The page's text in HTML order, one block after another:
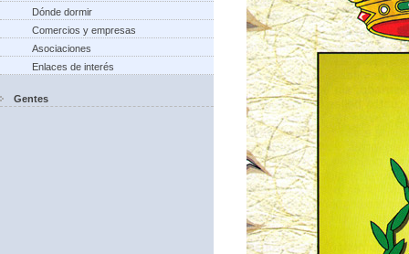
Dónde dormir
Comercios y empresas
Asociaciones
Enlaces de interés
Gentes